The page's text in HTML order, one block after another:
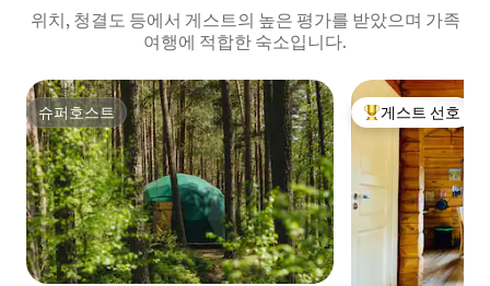
위치, 청결도 등에서 게스트의 높은 평가를 받았으며 가족
여행에 적합한 숙소입니다.
슈퍼호스트
슈퍼호스트 상위 게스트 선호
게스트 선호